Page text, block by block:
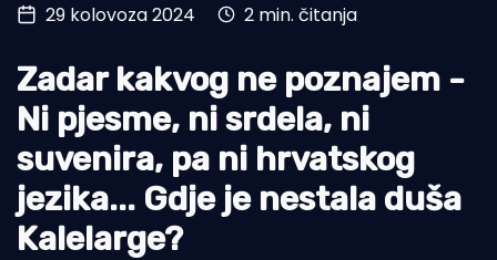
Turizam i nautika
Pomorstvo
Ribolov
Ekologija
Tradicija i kultura
29 kolovoza 2024 2 min. čitanja
Zadar kakvog ne poznajem -
Ni pjesme, ni srdela, ni
suvenira, pa ni hrvatskog
jezika... Gdje je nestala duša
Kalelarge?